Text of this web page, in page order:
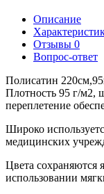
Описание
Отзывы 0
Вопрос-ответ
Полисатин
Плотность 95 г/м2,
переплетение
Широко
медицинских
Цвета сохраняются
использовании